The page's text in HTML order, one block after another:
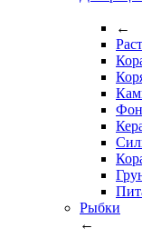
←
Рыбки
←